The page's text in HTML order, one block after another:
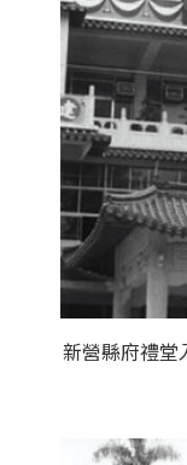
新營縣府禮堂